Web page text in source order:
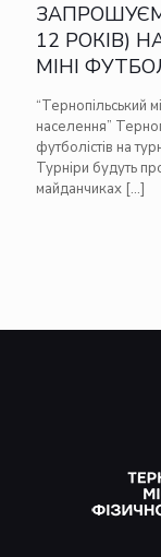
12 РОКІВ)
МІНІ
“Тернопільський
населення”
футболістів на
Турніри будуть
майданчиках […]